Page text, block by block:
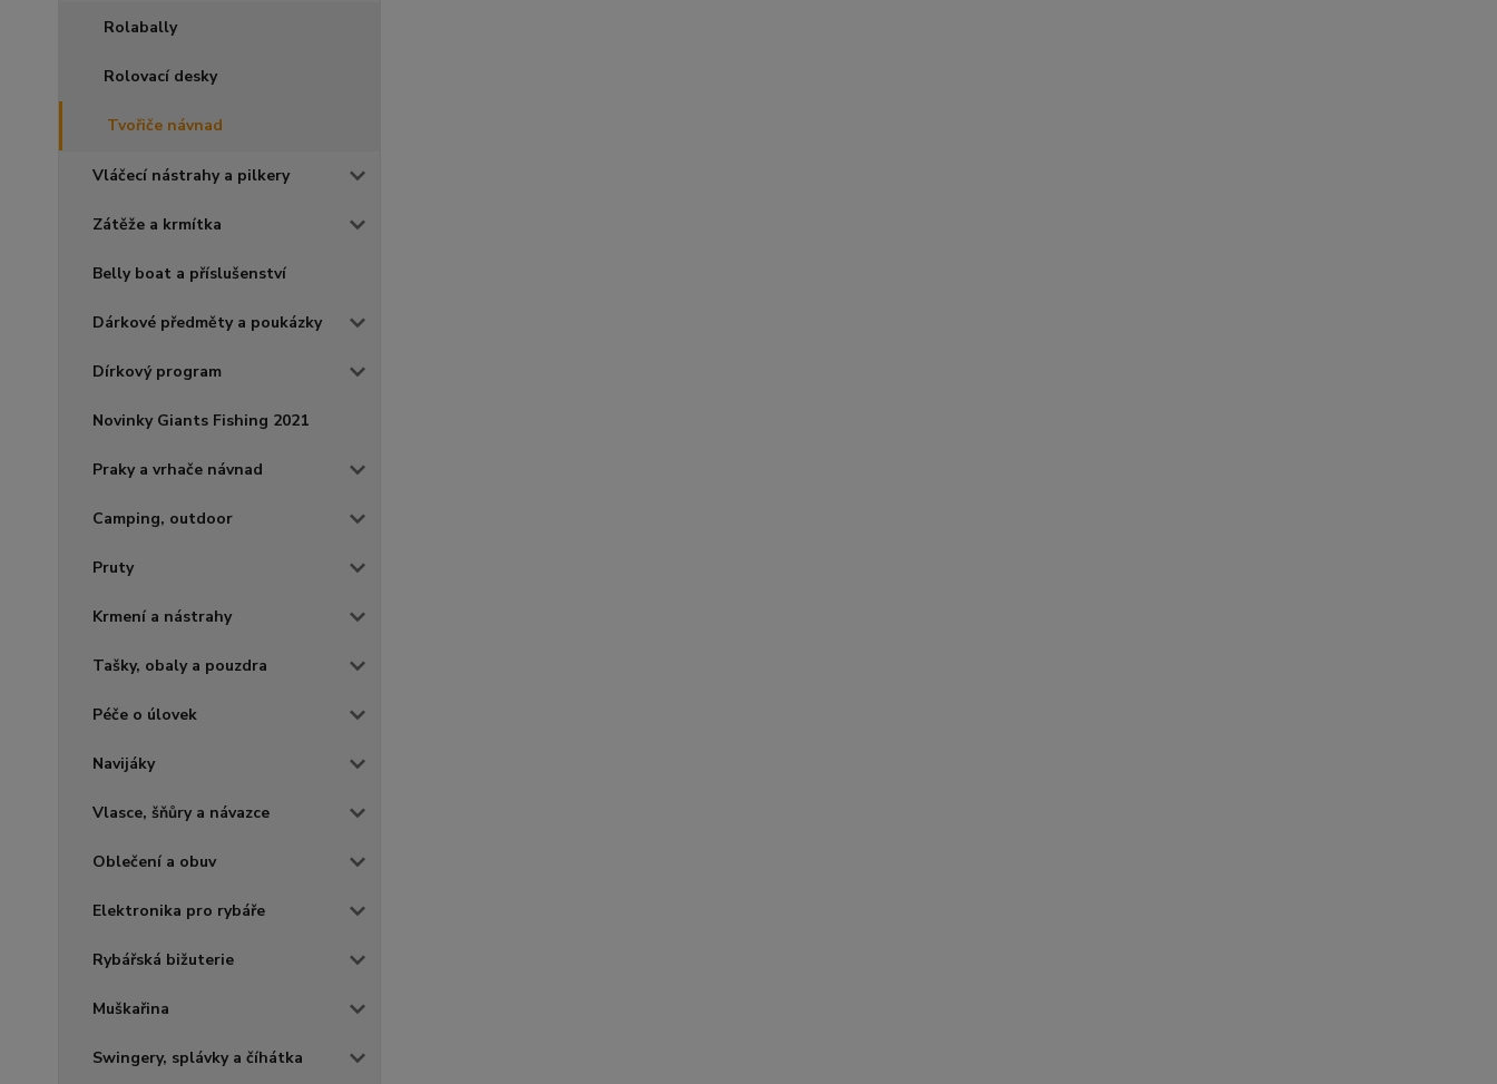
Rolabally
Rolovací desky
Tvořiče návnad
Vláčecí nástrahy a pilkery
Zátěže a krmítka
Belly boat a příslušenství
Dárkové předměty a poukázky
Dírkový program
Novinky Giants Fishing 2021
Praky a vrhače návnad
Camping, outdoor
Pruty
Krmení a nástrahy
Tašky, obaly a pouzdra
Péče o úlovek
Navijáky
Vlasce, šňůry a návazce
Oblečení a obuv
Elektronika pro rybáře
Rybářská bižuterie
Muškařina
Swingery, splávky a číhátka